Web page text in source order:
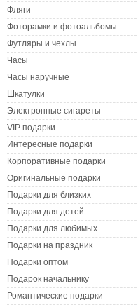
Фляги
Фоторамки и фотоальбомы
Футляры и чехлы
Часы
Часы наручные
Шкатулки
Электронные сигареты
VIP подарки
Интересные подарки
Корпоративные подарки
Оригинальные подарки
Подарки для близких
Подарки для детей
Подарки для любимых
Подарки на праздник
Подарки оптом
Подарок начальнику
Романтические подарки